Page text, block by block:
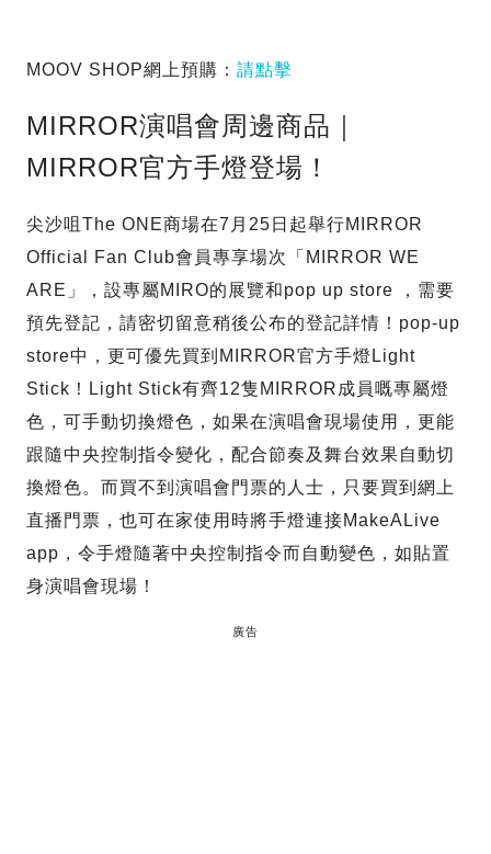
MOOV SHOP網上預購： 請點擊
MIRROR演唱會周邊商品｜
MIRROR官方手燈登場！
尖沙咀The ONE商場在7月25日起舉行MIRROR
Official Fan Club會員專享場次「MIRROR WE
ARE」，設專屬MIRO的展覽和pop up store ，需要
預先登記，請密切留意稍後公布的登記詳情！pop-up
store中，更可優先買到MIRROR官方手燈Light
Stick！Light Stick有齊12隻MIRROR成員嘅專屬燈
色，可手動切換燈色，如果在演唱會現場使用，更能
跟隨中央控制指令變化，配合節奏及舞台效果自動切
換燈色。而買不到演唱會門票的人士，只要買到網上
直播門票，也可在家使用時將手燈連接MakeALive
app，令手燈隨著中央控制指令而自動變色，如貼置
身演唱會現場！
廣告